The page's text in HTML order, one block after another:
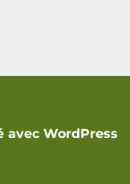
avec WordPress